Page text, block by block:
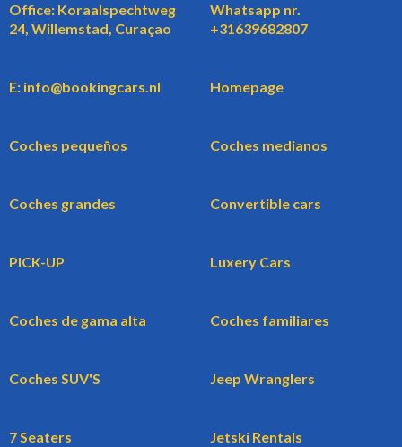
Office: Koraalspechtweg
24, Willemstad, Curaçao
Whatsapp nr.
+31639682807
E: info@bookingcars.nl Homepage
Coches pequeños Coches medianos
Coches grandes Convertible cars
PICK-UP Luxery Cars
Coches de gama alta Coches familiares
Coches SUV'S Jeep Wranglers
7 Seaters Jetski Rentals